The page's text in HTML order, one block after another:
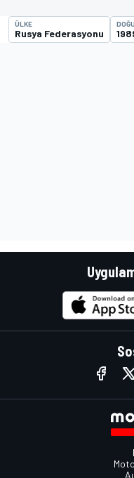
ÜLKE
Rusya Federasyonu